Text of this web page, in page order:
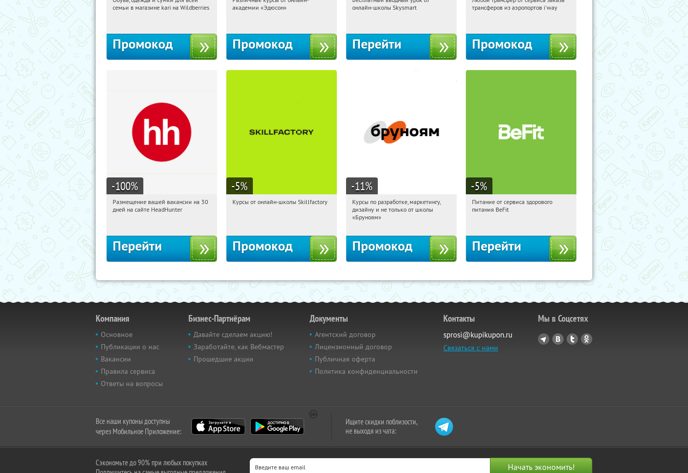
13:45:54 Получили:
семьи в магазине kari на Wildberries
Промокод
13:45:54 Получили:
академии «Эдюсон»
Промокод
13:45:54
Получи первым!
онлайн-школы Skysmart
Перейти
13:45:54
Получи первым!
трансферов из аэропортов i'way
Промокод
-100%
13:45:54
Получи первым!
Размещение вашей вакансии на 30
дней на сайте HeadHunter
Перейти
-5%
13:45:54
Получи первым!
Курсы от онлайн-школы Skillfactory
Промокод
-11%
13:45:54
Получи первым!
Россия
Курсы по разработке, маркетингу,
дизайну и не только от школы
«Бруноям»
Промокод
-5%
13:45:54
Получи первым!
Питание от сервиса здорового
питания BeFit
Перейти
Компания
Основное
Публикации о нас
Вакансии
Правила сервиса
Ответы на вопросы
Бизнес-Партнёрам
Давайте сделаем акцию!
Заработайте, как Вебмастер
Прошедшие акции
Документы
Агентский договор
Лицензионный договор
Публичная оферта
Политика конфиденциальности
Контакты
sprosi@kupikupon.ru
Связаться с нами
Мы в Соцсетях
Все наши купоны доступны
через Мобильное Приложение:
Ищите скидки поблизости,
не выходя из чата:
Сэкономьте до 90% при любых покупках